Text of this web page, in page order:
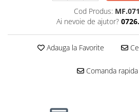
Cod Produs:
Ai nevoie de ajutor?
Adauga la Favorite
Comanda rapida